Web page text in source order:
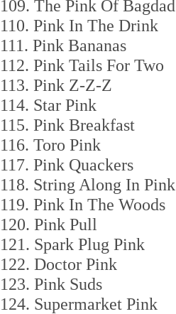
109. The Pink Of Bagdad
110. Pink In The Drink
111. Pink Bananas
112. Pink Tails For Two
113. Pink Z-Z-Z
114. Star Pink
115. Pink Breakfast
116. Toro Pink
117. Pink Quackers
118. String Along In Pink
119. Pink In The Woods
120. Pink Pull
121. Spark Plug Pink
122. Doctor Pink
123. Pink Suds
124. Supermarket Pink